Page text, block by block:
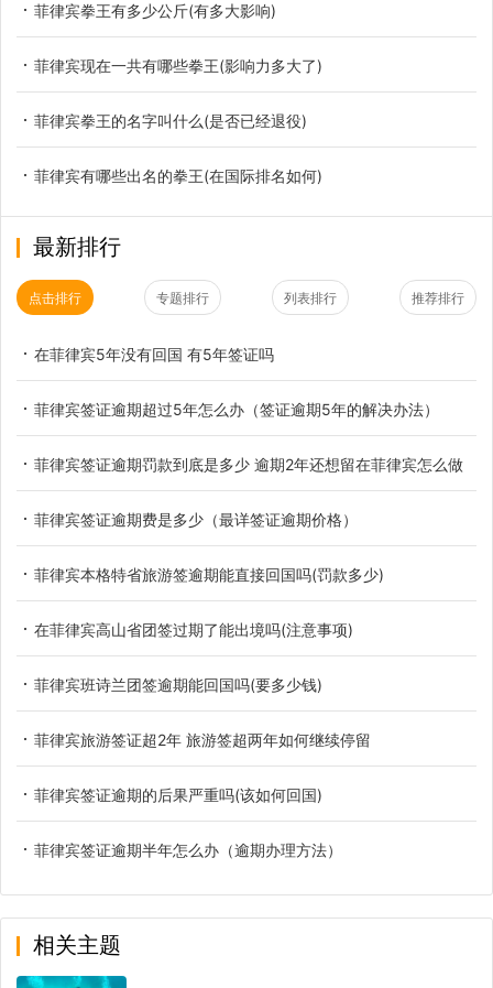
菲律宾拳王有多少公斤(有多大影响)
菲律宾现在一共有哪些拳王(影响力多大了)
菲律宾拳王的名字叫什么(是否已经退役)
菲律宾有哪些出名的拳王(在国际排名如何)
最新排行
点击排行 专题排行 列表排行 推荐排行
在菲律宾5年没有回国 有5年签证吗
菲律宾签证逾期超过5年怎么办（签证逾期5年的解决办法）
菲律宾签证逾期罚款到底是多少 逾期2年还想留在菲律宾怎么做
菲律宾签证逾期费是多少（最详签证逾期价格）
菲律宾本格特省旅游签逾期能直接回国吗(罚款多少)
在菲律宾高山省团签过期了能出境吗(注意事项)
菲律宾班诗兰团签逾期能回国吗(要多少钱)
菲律宾旅游签证超2年 旅游签超两年如何继续停留
菲律宾签证逾期的后果严重吗(该如何回国)
菲律宾签证逾期半年怎么办（逾期办理方法）
相关主题